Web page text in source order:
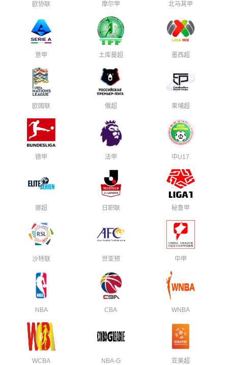
欧协联 摩尔甲 北马其甲
意甲 土库曼超 墨西超
欧国联 俄超 柬埔超
德甲 法甲 中U17
挪超 日职联 秘鲁甲
沙特联 世亚预 中甲
NBA CBA WNBA
WCBA NBA-G 亚美超